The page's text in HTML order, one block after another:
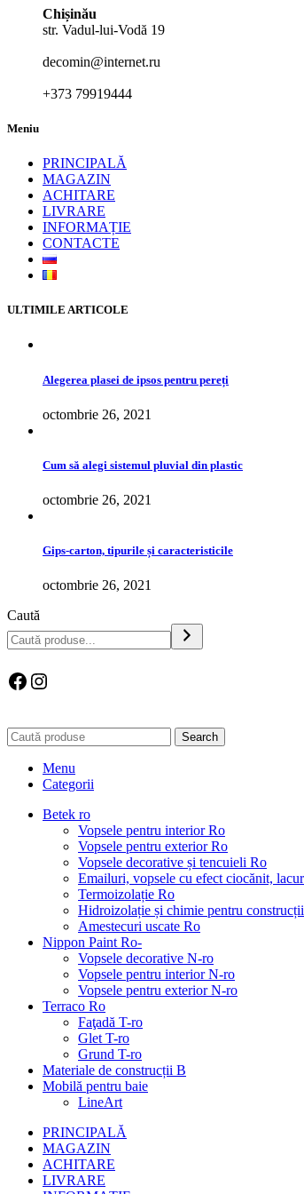
Chișinău
str. Vadul-lui-Vodă 19
decomin@internet.ru
+373 79919444
Meniu
PRINCIPALĂ
MAGAZIN
ACHITARE
LIVRARE
INFORMAȚIE
CONTACTE
ULTIMILE ARTICOLE
Alegerea plasei de ipsos pentru pereți
octombrie 26, 2021
Cum să alegi sistemul pluvial din plastic
octombrie 26, 2021
Gips-carton, tipurile și caracteristicile
octombrie 26, 2021
Caută
Facebook
Instagram
Search
Menu
Categorii
Betek ro
Vopsele pentru interior Ro
Vopsele pentru exterior Ro
Vopsele decorative și tencuieli Ro
Emailuri, vopsele cu efect ciocănit,
Termoizolație Ro
Hidroizolație și chimie pentru
Amestecuri uscate Ro
Nippon Paint Ro-
Vopsele decorative N-ro
Vopsele pentru interior N-ro
Vopsele pentru exterior N-ro
Terraco Ro
Faţadă T-ro
Glet T-ro
Grund T-ro
Materiale de construcții B
Mobilă pentru baie
LineArt
PRINCIPALĂ
MAGAZIN
ACHITARE
LIVRARE